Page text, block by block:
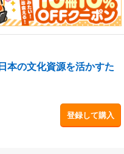
ンロード出来ます。
本の文化資源を活かすた
登録して購入